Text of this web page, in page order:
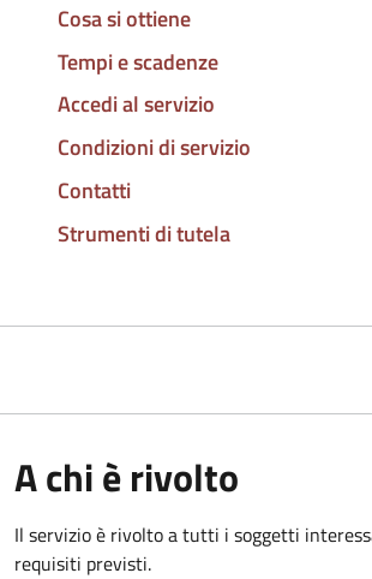
Cosa si ottiene
Tempi e scadenze
Accedi al servizio
Condizioni di servizio
Contatti
Strumenti di tutela
A chi è rivolto
Il servizio è rivolto a tutti i soggetti
requisiti previsti.